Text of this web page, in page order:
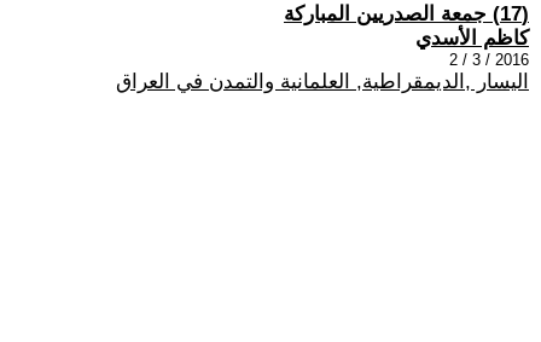
(17) جمعة الصدريين المباركة
كاظم الأسدي
2016 / 3 / 2
اليسار ,الديمقراطية, العلمانية والتمدن في العراق